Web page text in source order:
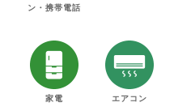
ン・携帯電話
家電 エアコン